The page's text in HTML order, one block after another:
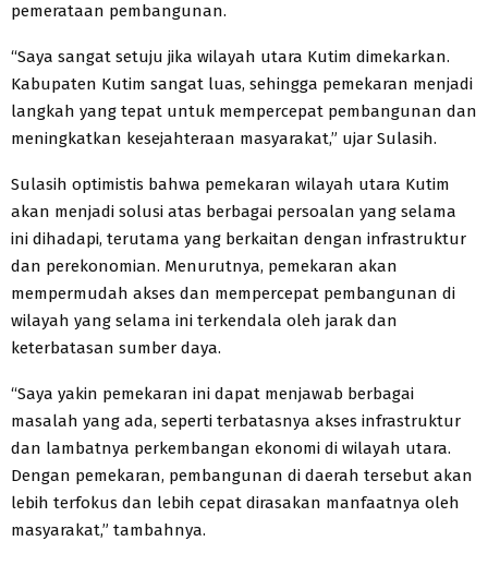
pemerataan pembangunan.
“Saya sangat setuju jika wilayah utara Kutim dimekarkan.
Kabupaten Kutim sangat luas, sehingga pemekaran menjadi
langkah yang tepat untuk mempercepat pembangunan dan
meningkatkan kesejahteraan masyarakat,” ujar Sulasih.
Sulasih optimistis bahwa pemekaran wilayah utara Kutim
akan menjadi solusi atas berbagai persoalan yang selama
ini dihadapi, terutama yang berkaitan dengan infrastruktur
dan perekonomian. Menurutnya, pemekaran akan
mempermudah akses dan mempercepat pembangunan di
wilayah yang selama ini terkendala oleh jarak dan
keterbatasan sumber daya.
“Saya yakin pemekaran ini dapat menjawab berbagai
masalah yang ada, seperti terbatasnya akses infrastruktur
dan lambatnya perkembangan ekonomi di wilayah utara.
Dengan pemekaran, pembangunan di daerah tersebut akan
lebih terfokus dan lebih cepat dirasakan manfaatnya oleh
masyarakat,” tambahnya.